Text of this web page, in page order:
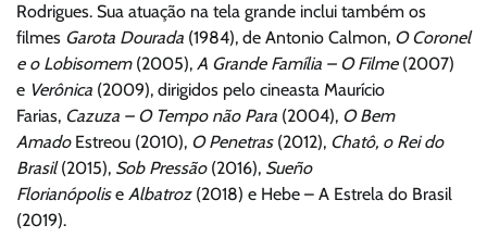
Rodrigues. Sua atuação na tela grande inclui também os
filmes Garota Dourada (1984), de Antonio Calmon, O Coronel
e o Lobisomem(2005), A Grande Família – O Filme(2007)
e Verônica (2009), dirigidos pelo cineasta Maurício
Farias, Cazuza – O Tempo não Para (2004), O Bem
AmadoEstreou (2010), O Penetras(2012), Chatô, o Rei do
Brasil(2015), Sob Pressão(2016), Sueño
Florianópolise Albatroz(2018) e Hebe – A Estrela do Brasil
(2019).